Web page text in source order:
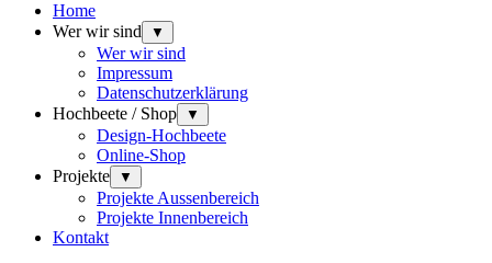
Home
Wer wir sind
▼
Wer wir sind
Impressum
Datenschutzerklärung
Hochbeete / Shop
▼
Design-Hochbeete
Online-Shop
Projekte
▼
Projekte Aussenbereich
Projekte Innenbereich
Kontakt